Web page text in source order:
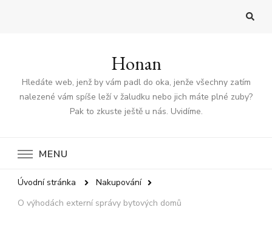
Honan
Hledáte web, jenž by vám padl do oka, jenže všechny zatím
nalezené vám spíše leží v žaludku nebo jich máte plné zuby?
Pak to zkuste ještě u nás. Uvidíme.
MENU
Úvodní stránka
Nakupování
O výhodách externí správy bytových domů